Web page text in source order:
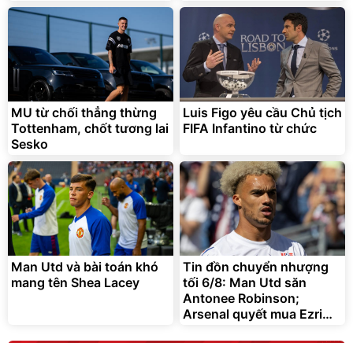
MU từ chối thẳng thừng
Tottenham, chốt tương lai
Sesko
Luis Figo yêu cầu Chủ tịch
FIFA Infantino từ chức
Man Utd và bài toán khó
mang tên Shea Lacey
Tin đồn chuyển nhượng
tối 6/8: Man Utd săn
Antonee Robinson;
Arsenal quyết mua Ezri